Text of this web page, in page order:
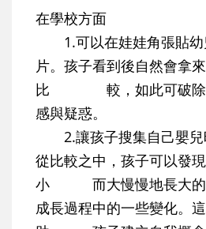
在學校方面
1.可以在娃娃角張貼幼
片。孩子看到後自然會拿
比 較，如此可破除孩
感與疑惑。
2.讓孩子搜集自己嬰兒
從比較之中，孩子可以發
小 而大慢慢地長大的
成長過程中的一些變化。